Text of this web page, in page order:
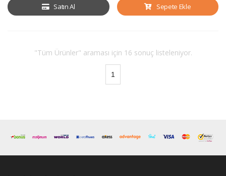
Satın Al Sepete Ekle
"Tüm Ürünler" araması için 16 sonuç listeleniyor.
1